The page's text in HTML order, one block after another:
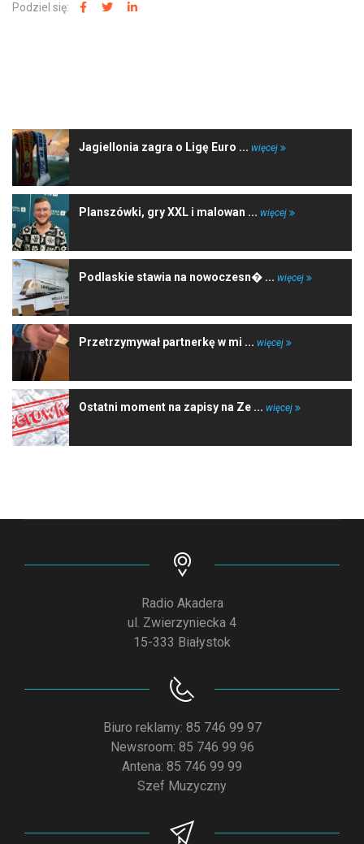
Podziel się:
Jagiellonia zagra o Ligę Euro ... więcej
Planszówki, gry XXL i malowan ... więcej
Podlaskie stawia na nowoczesn� ... więcej
Przetrzymywał partnerkę w mi ... więcej
Ostatni moment na zapisy na Ze ... więcej
Radio Akadera
ul. Zwierzyniecka 4
15-333 Białystok
Biuro reklamy: 85 746 99 97
Newsroom: 85 746 99 96
Antena: 85 746 99 99
Szef Muzyczny